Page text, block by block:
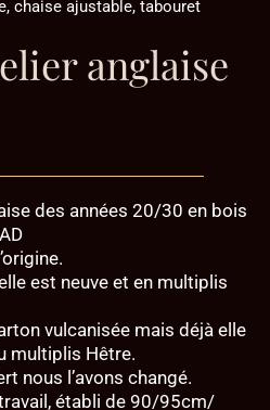
, chaise ajustable, tabouret
anglaise
des années 20/30 en bois
est neuve et en multiplis
vulcanisée mais déjà elle
multiplis Hêtre.
nous l’avons changé.
établi de 90/95cm/